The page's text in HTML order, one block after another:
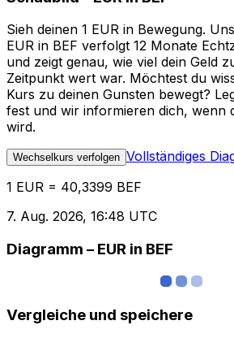
Sieh deinen 1 EUR in Bewegung.
EUR in BEF verfolgt 12 Monate
und zeigt genau, wie viel dein Geld
Zeitpunkt wert war. Möchtest du
Kurs zu deinen Gunsten bewegt?
fest und wir informieren dich, wenn
wird.
Wechselkurs verfolgen Vollständiges
1 EUR = 40,3399 BEF
7. Aug. 2026, 16:48 UTC
Diagramm – EUR in BEF
Vergleiche und speichere